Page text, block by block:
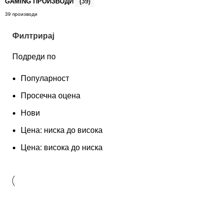
39 производи
Филтрирај
Подреди по
Популарност
Просечна оцена
Нови
Цена: ниска до висока
Цена: висока до ниска